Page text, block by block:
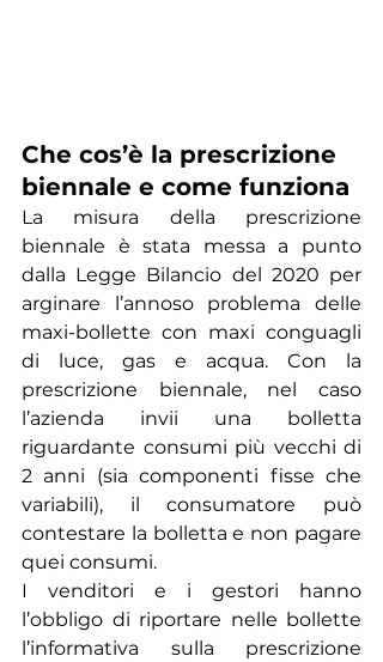
Che cos’è la prescrizione
biennale e come funziona
La misura della prescrizione
biennale è stata messa a punto
dalla Legge Bilancio del 2020 per
arginare l’annoso problema delle
maxi-bollette con maxi conguagli
di luce, gas e acqua. Con la
prescrizione biennale, nel caso
l’azienda invii una bolletta
riguardante consumi più vecchi di
2 anni (sia componenti fisse che
variabili), il consumatore può
contestare la bolletta e non pagare
quei consumi.
I venditori e i gestori hanno
l’obbligo di riportare nelle bollette
l’informativa sulla prescrizione